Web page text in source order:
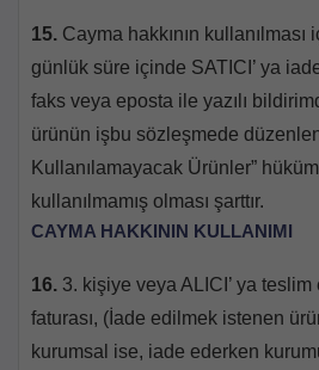
15. Cayma hakkının kullanılması
günlük süre içinde SATICI’ ya
faks veya eposta ile yazılı
ürünün işbu sözleşmede
Kullanılamayacak Ürünler”
kullanılmamış olması şarttır.
CAYMA HAKKININ KULLANIMI
16. 3. kişiye veya ALICI’ ya
faturası, (İade edilmek istenen
kurumsal ise, iade ederken